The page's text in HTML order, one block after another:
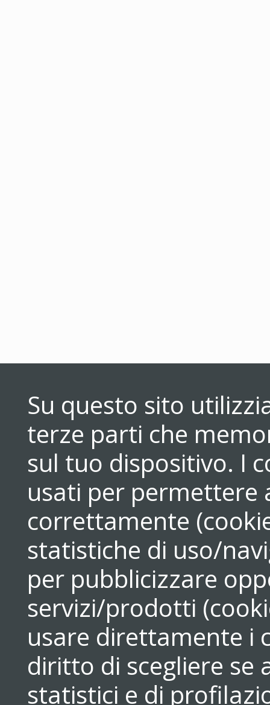
Su questo sito
terze parti che
sul tuo dispositivo. I
usati per permettere
correttamente
statistiche di uso/
per pubblicizzare
servizi/prodotti
usare direttamente i
diritto di scegliere se
statistici e di